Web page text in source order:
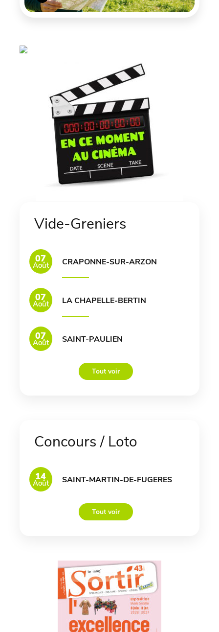
Vide-Greniers
07
Août CRAPONNE-SUR-ARZON
07
Août LA CHAPELLE-BERTIN
07
Août SAINT-PAULIEN
Tout voir
Concours / Loto
14
Août SAINT-MARTIN-DE-FUGERES
Tout voir